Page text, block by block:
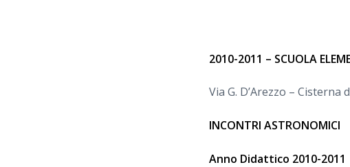
2010-2011 – SCUOLA
Via G. D’Arezzo – Cisterna
INCONTRI ASTRONOMICI
Anno Didattico 2010-2011